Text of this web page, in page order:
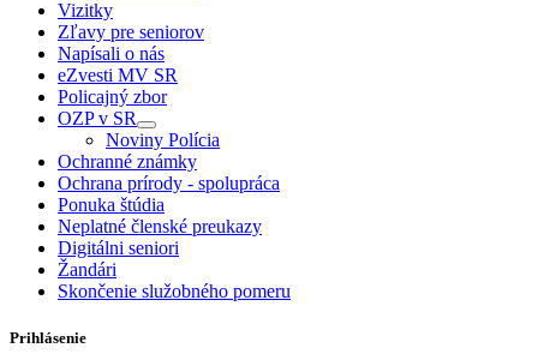
Vizitky
Zľavy pre seniorov
Napísali o nás
eZvesti MV SR
Policajný zbor
OZP v SR
Noviny Polícia
Ochranné známky
Ochrana prírody - spolupráca
Ponuka štúdia
Neplatné členské preukazy
Digitálni seniori
Žandári
Skončenie služobného pomeru
Prihlásenie